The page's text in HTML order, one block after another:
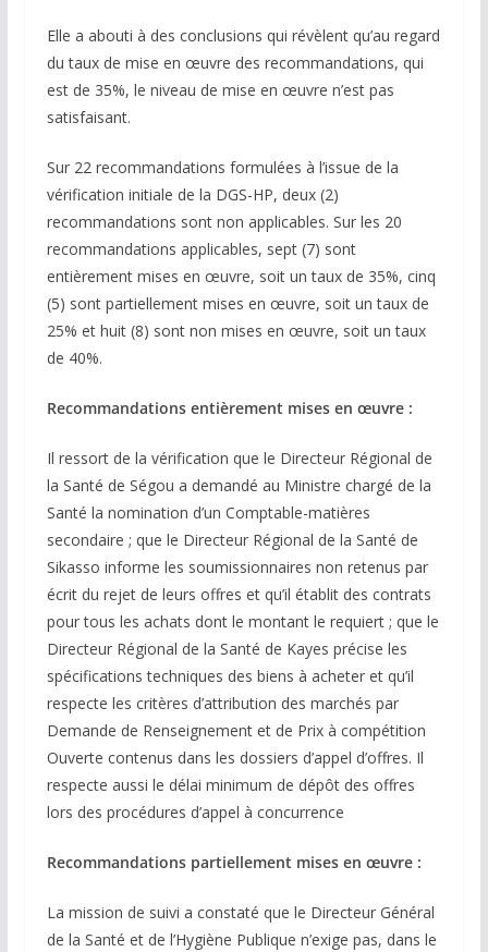
Elle a abouti à des conclusions qui révèlent qu’au regard
du taux de mise en œuvre des recommandations, qui
est de 35%, le niveau de mise en œuvre n’est pas
satisfaisant.
Sur 22 recommandations formulées à l’issue de la
vérification initiale de la DGS-HP, deux (2)
recommandations sont non applicables. Sur les 20
recommandations applicables, sept (7) sont
entièrement mises en œuvre, soit un taux de 35%, cinq
(5) sont partiellement mises en œuvre, soit un taux de
25% et huit (8) sont non mises en œuvre, soit un taux
de 40%.
Recommandations entièrement mises en œuvre :
Il ressort de la vérification que le Directeur Régional de
la Santé de Ségou a demandé au Ministre chargé de la
Santé la nomination d’un Comptable-matières
secondaire ; que le Directeur Régional de la Santé de
Sikasso informe les soumissionnaires non retenus par
écrit du rejet de leurs offres et qu’il établit des contrats
pour tous les achats dont le montant le requiert ; que le
Directeur Régional de la Santé de Kayes précise les
spécifications techniques des biens à acheter et qu’il
respecte les critères d’attribution des marchés par
Demande de Renseignement et de Prix à compétition
Ouverte contenus dans les dossiers d’appel d’offres. Il
respecte aussi le délai minimum de dépôt des offres
lors des procédures d’appel à concurrence
Recommandations partiellement mises en œuvre :
La mission de suivi a constaté que le Directeur Général
de la Santé et de l’Hygiène Publique n’exige pas, dans le